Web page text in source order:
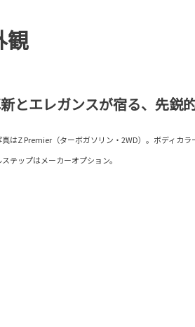
観
とエレガンスが宿る、先鋭
はZ Premier（ターボガソリン・2WD）。ボディカ
テップはメーカーオプション。